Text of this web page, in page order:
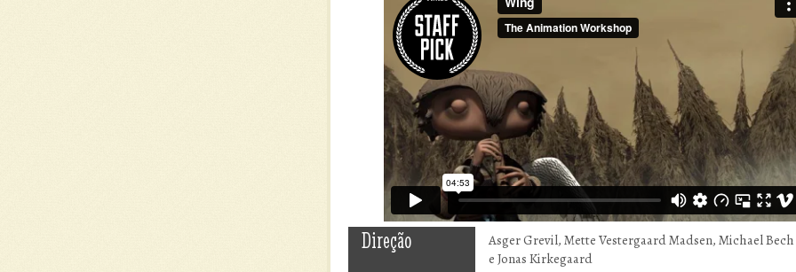
Direção
Asger Grevil, Mette Vestergaard Madsen, Michael Bech
e Jonas Kirkegaard